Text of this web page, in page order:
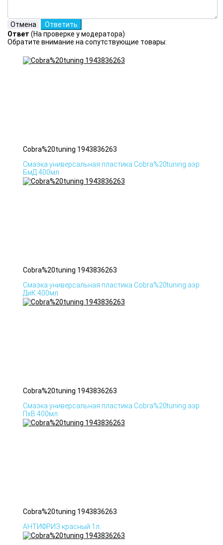
Ответ (На проверке у модератора)
Обратите внимание на сопутствующие товары:
Cobra%20tuning 1943836263
Смазка универсальная пластика Cobra%20tuning аэр
БмД 400мл
Cobra%20tuning 1943836263
Смазка универсальная пластика Cobra%20tuning аэр
ДиК 400мл
Cobra%20tuning 1943836263
Смазка универсальная пластика Cobra%20tuning аэр
ПхВ 400мл
Cobra%20tuning 1943836263
АНТИФРИЗ красный 1л.